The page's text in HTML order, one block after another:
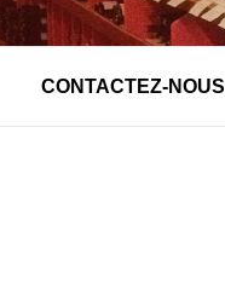
CONTACTEZ-NOUS